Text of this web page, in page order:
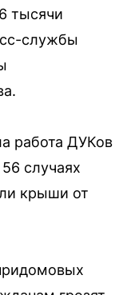
тысячи
службы
работа ДУКов
случаях
крыши от